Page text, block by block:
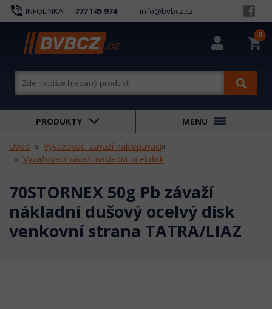
phone_in_talk INFOLINKA 777 145 974 info@bvbcz.cz
shopping_cart
0
PRODUKTY MENU
Úvod Vyvažovací závaží naklepávací»
Vyvažovací závaží nákladní ocel disk
70STORNEX 50g Pb závaží
nákladní dušový ocelvý disk
venkovní strana TATRA/LIAZ